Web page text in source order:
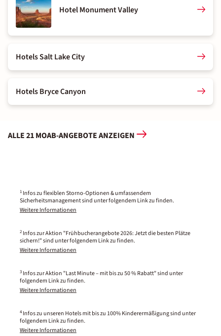
Hotel Monument Valley
Hotels Salt Lake City
Hotels Bryce Canyon
ALLE 21 MOAB-ANGEBOTE ANZEIGEN
1 Infos zu flexiblen Storno-Optionen & umfassendem
Sicherheitsmanagement sind unter folgendem Link zu finden.
Weitere Informationen
2 Infos zur Aktion "Frühbucherangebote 2026: Jetzt die besten Plätze
sichern!" sind unter folgendem Link zu finden.
Weitere Informationen
3 Infos zur Aktion "Last Minute – mit bis zu 50 % Rabatt" sind unter
folgendem Link zu finden.
Weitere Informationen
4 Infos zu unseren Hotels mit bis zu 100% Kinderermäßigung sind unter
folgendem Link zu finden.
Weitere Informationen